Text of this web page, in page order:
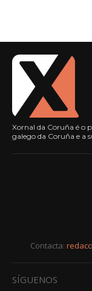
Xornal da Coruña é o
galego da Coruña e a
Contacta:
SÍGUENOS